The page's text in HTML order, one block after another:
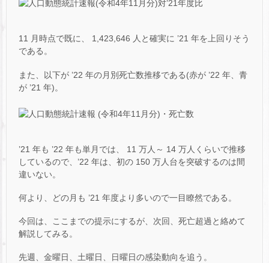
11 月時点で既に、 1,423,646 人と確実に ’21 年を上回りそう
である。
また、以下が ’22 年の月別死亡数推移である(赤が ’22 年、青
が ’21 年)。
’21 年も ’22 年も単月では、 11 万人～ 14 万人くらいで推移
しているので、’22 年は、初の 150 万人台を突破するのは間
違いない。
何より、どの月も ’21 年度より多いので一目瞭然である。
今回は、ここまでの提示にするが、次回、死亡超過と絡めて
解説してみる。
先週、金曜日、土曜日、日曜日の感染動向を追う。